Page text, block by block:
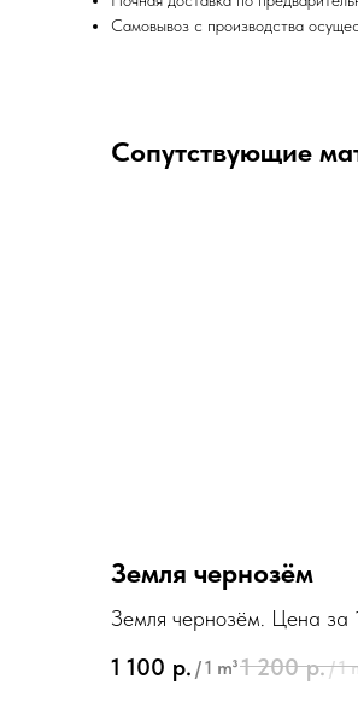
Самовывоз с производства
Сопутствующие
Земля чернозём
Земля чернозём. Цена за
1 100 р. /1 m³1 200 р./1